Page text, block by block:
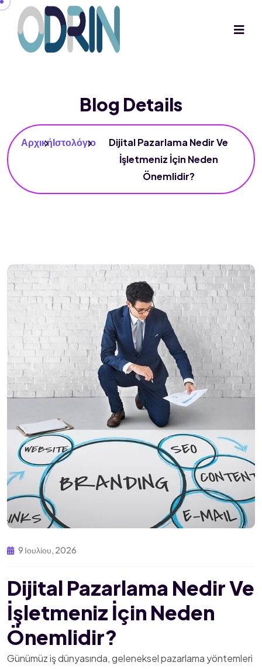
Blog Details
ΑρχικήΙστολόγιο
Dijital Pazarlama Nedir Ve
İşletmeniz İçin Neden
Önemlidir?
9 Ιουλίου, 2026
Dijital Pazarlama Nedir Ve
İşletmeniz İçin Neden
Önemlidir?
Günümüz iş dünyasında, geleneksel pazarlama yöntemleri